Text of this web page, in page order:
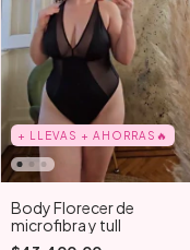
+ LLEVAS + AHORRAS🔥
Body Florecer de
microfibra y tull